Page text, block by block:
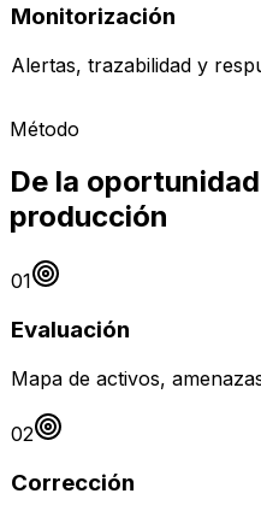
Monitorización
Alertas, trazabilidad y
Método
De la
producción
01
Evaluación
Mapa de activos,
02
Corrección